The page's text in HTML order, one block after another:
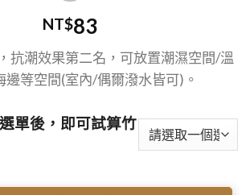
NT$83
抗潮效果第二名，可放置潮濕空間/溫
邊等空間(室內/偶爾潑水皆可)。
單後，即可試算竹